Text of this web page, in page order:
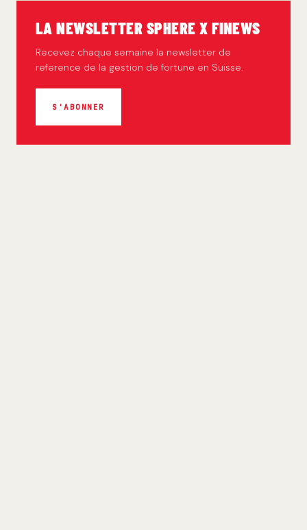
LA NEWSLETTER SPHERE X FINEWS
Recevez chaque semaine la newsletter de
reference de la gestion de fortune en Suisse.
S'ABONNER